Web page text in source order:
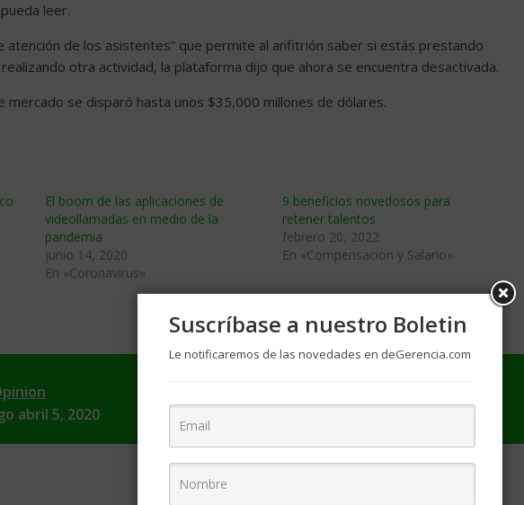
leer.
atención de los asistentes” que permite al anfitrión saber si estás prestando
otra actividad, la plataforma dijo que ahora se encuentra desactivada.
mercado se disparó hasta unos $35,000 millones de dólares.
El boom de las aplicaciones de
videollamadas en medio de la
pandemia
junio 14, 2020
En «Coronavirus»
9 beneficios novedosos para
retener talentos
febrero 20, 2022
En «Compensacion y Salario»
abril 5, 2020
Suscríbase a nuestro Boletin
Le notificaremos de las novedades en deGerencia.com